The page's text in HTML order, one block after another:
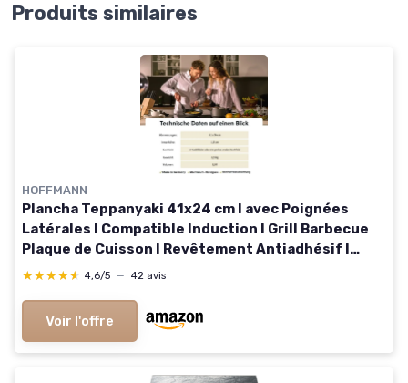
Produits similaires
HOFFMANN
Plancha Teppanyaki 41x24 cm I avec Poignées
Latérales I Compatible Induction I Grill Barbecue
Plaque de Cuisson I Revêtement Antiadhésif I
Surface Lisse
★★★★★
★★★★★ 4,6/5 — 42 avis
Voir l'offre